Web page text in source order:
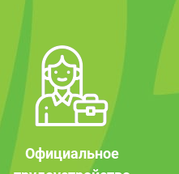
Официальное